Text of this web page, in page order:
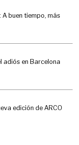
buen tiempo, más
adiós en Barcelona
edición de ARCO